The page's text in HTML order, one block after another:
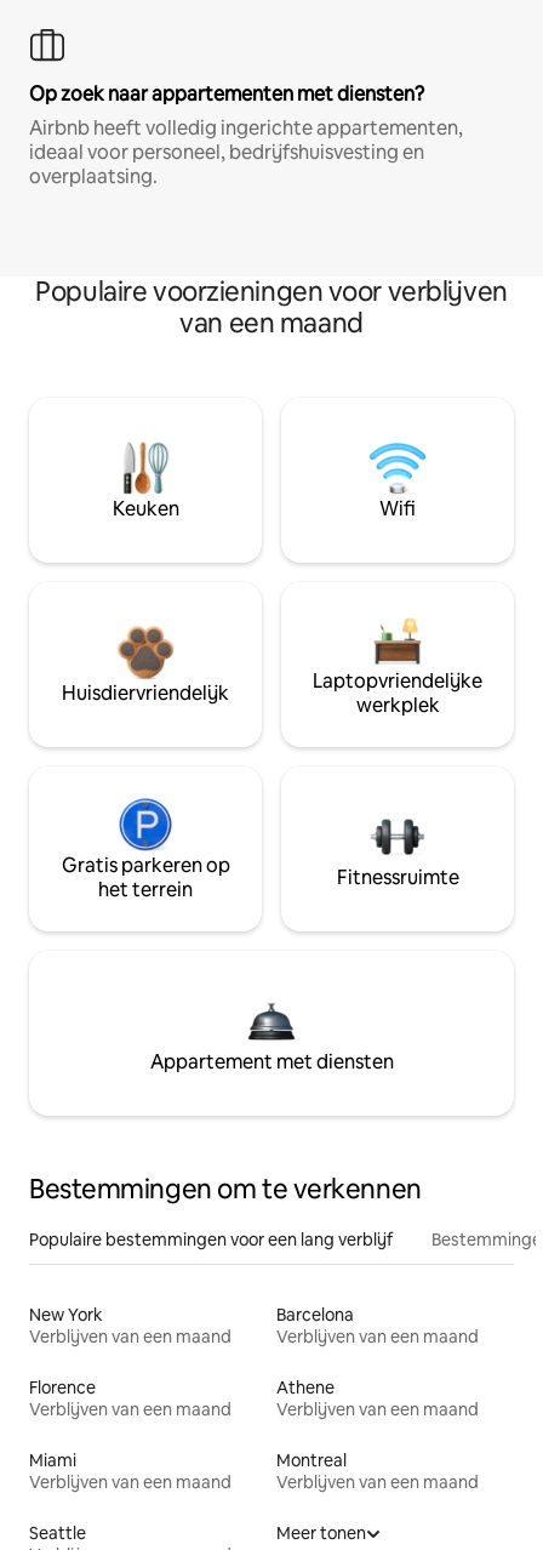
Op zoek naar appartementen met diensten?
Airbnb heeft volledig ingerichte appartementen,
ideaal voor personeel, bedrijfshuisvesting en
overplaatsing.
Populaire voorzieningen voor verblijven
van een maand
Keuken Wifi
Huisdiervriendelijk
Laptopvriendelijke
werkplek
Gratis parkeren op
het terrein
Fitnessruimte
Appartement met diensten
Bestemmingen om te verkennen
Populaire bestemmingen voor een lang verblijf
New York
Verblijven van een maand
Barcelona
Verblijven van een maand
Florence
Verblijven van een maand
Athene
Verblijven van een maand
Miami
Verblijven van een maand
Montreal
Verblijven van een maand
Seattle
Meer tonen